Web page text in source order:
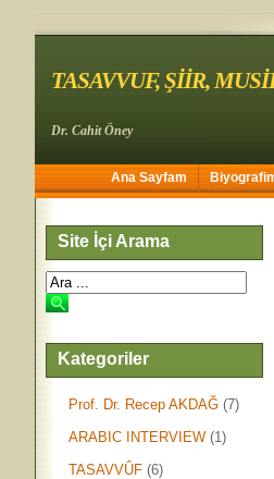
TASAVVUF, ŞİİR,
Dr. Cahit Öney
Ana Sayfam
Site İçi Arama
Kategoriler
Prof. Dr. Recep AKDAĞ (7)
ARABIC INTERVIEW (1)
TASAVVÛF (6)